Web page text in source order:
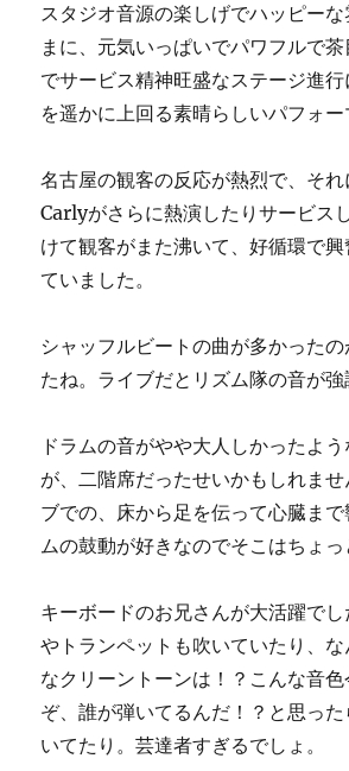
スタジオ音源の楽しげでハッピーな
まに、元気いっぱいでパワフルで茶
でサービス精神旺盛なステージ進
を遥かに上回る素晴らしいパフォー
名古屋の観客の反応が熱烈で、そ
Carlyがさらに熱演したりサービス
けて観客がまた沸いて、好循環で
ていました。
シャッフルビートの曲が多かった
たね。ライブだとリズム隊の音が強
ドラムの音がやや大人しかったよ
が、二階席だったせいかもしれませ
ブでの、床から足を伝って心臓ま
ムの鼓動が好きなのでそこはちょっ
キーボードのお兄さんが大活躍で
やトランペットも吹いていたり、
なクリーントーンは！？こんな音
ぞ、誰が弾いてるんだ！？と思っ
いてたり。芸達者すぎるでしょ。